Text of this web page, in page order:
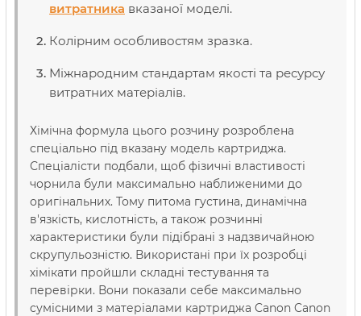
витратника вказаної моделі.
Колірним особливостям зразка.
Міжнародним стандартам якості та ресурсу
витратних матеріалів.
Хімічна формула цього розчину розроблена
спеціально під вказану модель картриджа.
Спеціалісти подбали, щоб фізичні властивості
чорнила були максимально наближеними до
оригінальних. Тому питома густина, динамічна
в'язкість, кислотність, а також розчинні
характеристики були підібрані з надзвичайною
скрупульозністю. Використані при їх розробці
хімікати пройшли складні тестування та
перевірки. Вони показали себе максимально
сумісними з матеріалами картриджа Canon Canon